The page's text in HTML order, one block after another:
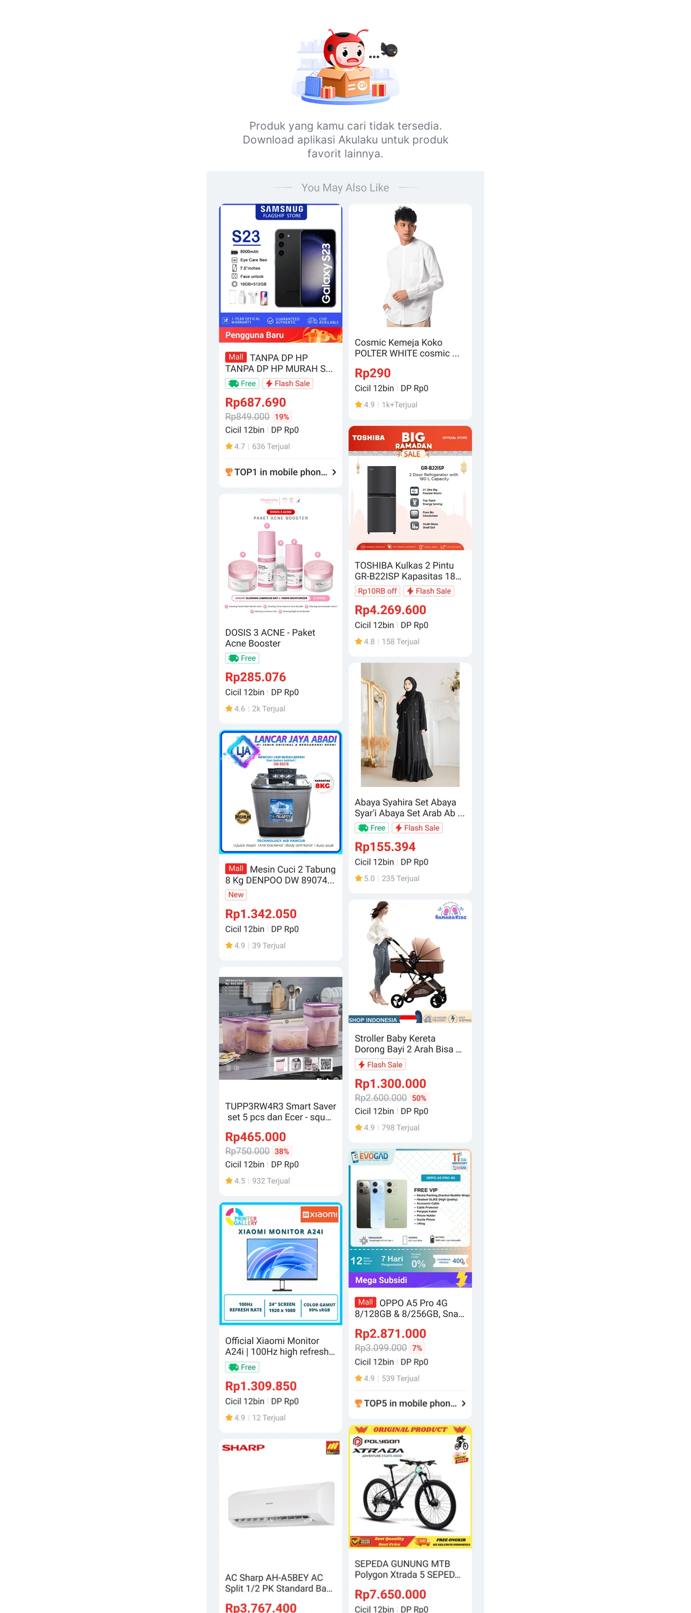
Produk yang kamu cari tidak tersedia.
Download aplikasi Akulaku untuk produk
favorit lainnya.